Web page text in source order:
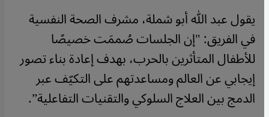
يقول عبد الله أبو شملة، مشرف الصحة النفسية
في الفريق: "إن الجلسات صُممَت خصيصًا
للأطفال المتأثرين بالحرب، بهدف إعادة بناء تصور
إيجابي عن العالم ومساعدتهم على التكيّف عبر
الدمج بين العلاج السلوكي والتقنيات التفاعلية”.